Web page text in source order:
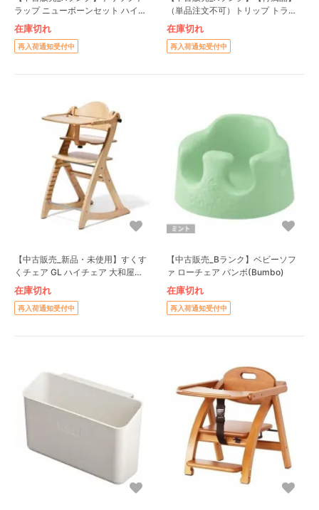
ラップ ニューボーンセット ハイチ
ェアシート ハイチェア ストッケ
(STOKKE)
在庫切れ
再入荷通知受付中
（単品注文不可）トリップ トラッ
プ トレイ ベビーチェア ストッケ
(STOKKE)
在庫切れ
再入荷通知受付中
【中古販売_新品・未使用】すくす
くチェア GL ハイチェア 大和屋
(Yamatoya)
在庫切れ
再入荷通知受付中
【中古販売_Bランク】ベビーソフ
ァ ローチェア バンボ(Bumbo)
在庫切れ
再入荷通知受付中